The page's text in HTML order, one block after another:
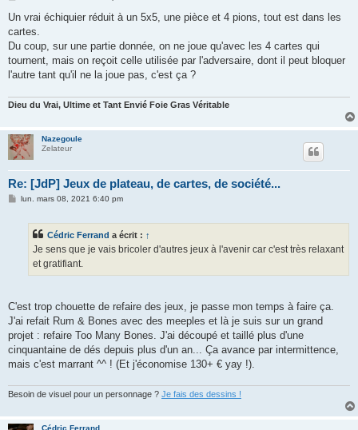
s
a
g
Un vrai échiquier réduit à un 5x5, une pièce et 4 pions, tout est dans les
cartes.
Du coup, sur une partie donnée, on ne joue qu'avec les 4 cartes qui
tournent, mais on reçoit celle utilisée par l'adversaire, dont il peut bloquer
l'autre tant qu'il ne la joue pas, c'est ça ?
Dieu du Vrai, Ultime et Tant Envié Foie Gras Véritable
Nazegoule
Zelateur
Re: [JdP] Jeux de plateau, de cartes, de société...
Mlun. mars 08, 2021 6:40 pm
Cédric Ferrand a écrit : ↑
Je sens que je vais bricoler d'autres jeux à l'avenir car c'est très relaxant
et gratifiant.
C'est trop chouette de refaire des jeux, je passe mon temps à faire ça.
J'ai refait Rum & Bones avec des meeples et là je suis sur un grand
projet : refaire Too Many Bones. J'ai découpé et taillé plus d'une
cinquantaine de dés depuis plus d'un an... Ça avance par intermittence,
mais c'est marrant ^^ ! (Et j'économise 130+ € yay !).
Besoin de visuel pour un personnage ? Je fais des dessins !
Cédric Ferrand